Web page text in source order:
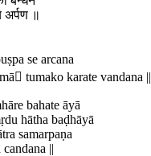
अर्पण ॥
se arcana
tumako karate vandana ||
bahate āyā
hātha baḍhāyā
samarpaṇa
||